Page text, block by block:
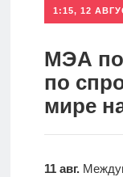
Инвестиции
Дивиденды
Волновой
1:15, 12
МЭА
по
мире
11 авг.